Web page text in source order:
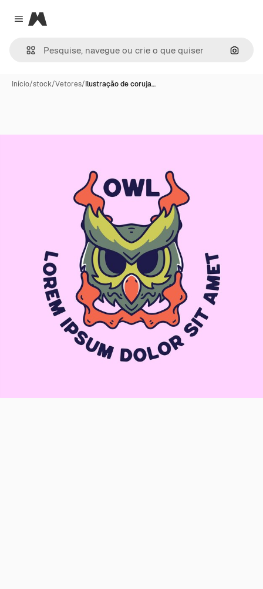
Close menu
Magnific
Início/stock/Vetores/Ilustração de coruja…